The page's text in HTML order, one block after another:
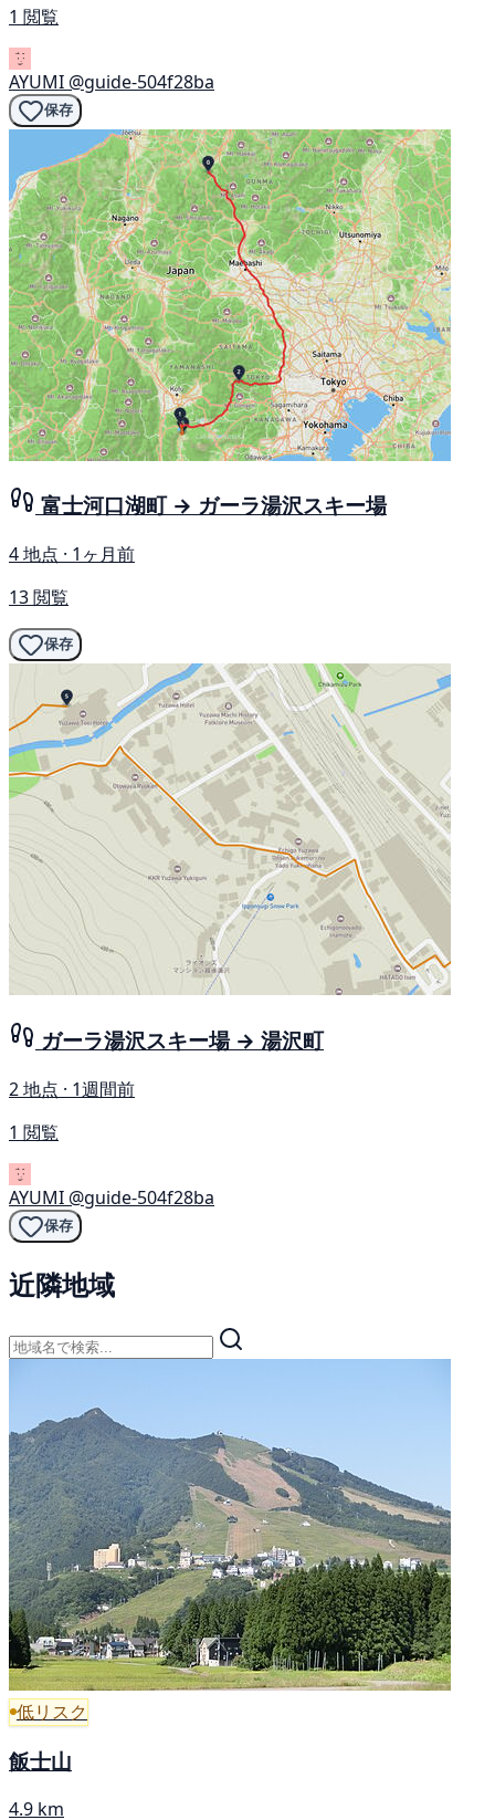
1 閲覧
AYUMI @guide-504f28ba
保存
富士河口湖町 → ガーラ湯沢スキー場
4 地点 · 1ヶ月前
13 閲覧
保存
ガーラ湯沢スキー場 → 湯沢町
2 地点 · 1週間前
1 閲覧
AYUMI @guide-504f28ba
保存
近隣地域
低リスク
飯士山
4.9 km